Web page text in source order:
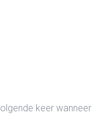
keer